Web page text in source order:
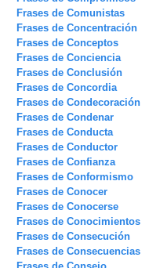
Frases de Comunistas
Frases de Concentración
Frases de Conceptos
Frases de Conciencia
Frases de Conclusión
Frases de Concordia
Frases de Condecoración
Frases de Condenar
Frases de Conducta
Frases de Conductor
Frases de Confianza
Frases de Conformismo
Frases de Conocer
Frases de Conocerse
Frases de Conocimientos
Frases de Consecución
Frases de Consecuencias